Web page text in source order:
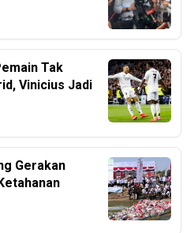
Tak
Vinicius Jadi
Gerakan